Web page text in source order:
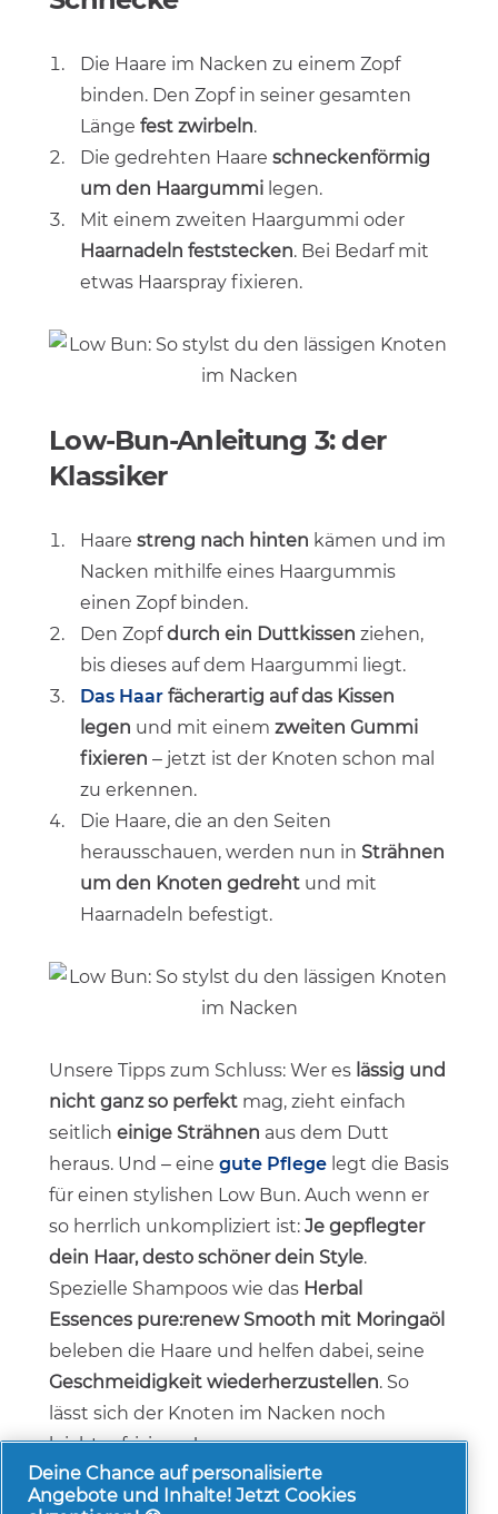
Die Haare im Nacken zu einem Zopf
binden. Den Zopf in seiner gesamten
Länge fest zwirbeln.
Die gedrehten Haare schneckenförmig
um den Haargummi legen.
Mit einem zweiten Haargummi oder
Haarnadeln feststecken. Bei Bedarf mit
etwas Haarspray fixieren.
Low-Bun-Anleitung 3: der
Klassiker
Haare streng nach hinten kämen und im
Nacken mithilfe eines Haargummis
einen Zopf binden.
Den Zopfdurch ein Duttkissen ziehen,
bis dieses auf dem Haargummi liegt.
Das Haar fächerartig auf das Kissen
legen und mit einem zweiten Gummi
fixieren – jetzt ist der Knoten schon mal
zu erkennen.
Die Haare, die an den Seiten
herausschauen, werden nun in Strähnen
um den Knoten gedreht und mit
Haarnadeln befestigt.
Unsere Tipps zum Schluss: Wer es lässig und
nicht ganz so perfekt mag, zieht einfach
seitlich einige Strähnen aus dem Dutt
heraus. Und – eine gute Pflege legt die Basis
für einen stylishen Low Bun. Auch wenn er
so herrlich unkompliziert ist: Je gepflegter
dein Haar, desto schöner dein Style.
Spezielle Shampoos wie das Herbal
Essences pure:renew Smooth mit Moringaöl
beleben die Haare und helfen dabei, seine
Geschmeidigkeit wiederherzustellen. So
lässt sich der Knoten im Nacken noch
leichter frisieren!
Deine Chance auf personalisierte
Angebote und Inhalte! Jetzt Cookies